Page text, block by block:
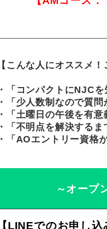
【こんな人にオススメ！
・「コンパクトにNJCを
・「少人数制なので質問
・「土曜日の午後を有意
・「不明点を解決するま
・「AOエントリー資格
～オープ
【LINEでのお申し込